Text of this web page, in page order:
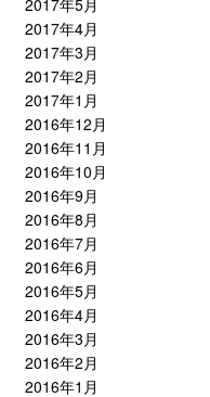
2017年5月
2017年4月
2017年3月
2017年2月
2017年1月
2016年12月
2016年11月
2016年10月
2016年9月
2016年8月
2016年7月
2016年6月
2016年5月
2016年4月
2016年3月
2016年2月
2016年1月